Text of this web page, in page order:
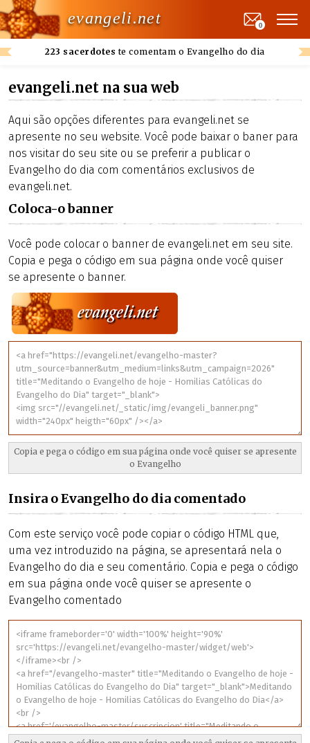
evangeli.net
223 sacerdotes te comentam o Evangelho do dia
0
evangeli.net na sua web
Aqui são opções diferentes para evangeli.net se
apresente no seu website. Você pode baixar o baner para
nos visitar do seu site ou se preferir a publicar o
Evangelho do dia com comentários exclusivos de
evangeli.net.
Coloca-o banner
Você pode colocar o banner de evangeli.net em seu site.
Copia e pega o código em sua página onde você quiser
se apresente o banner.
Insira o Evangelho do dia comentado
Com este serviço você pode copiar o código HTML que,
uma vez introduzido na página, se apresentará nela o
Evangelho do dia e seu comentário. Copia e pega o código
em sua página onde você quiser se apresente o
Evangelho comentado